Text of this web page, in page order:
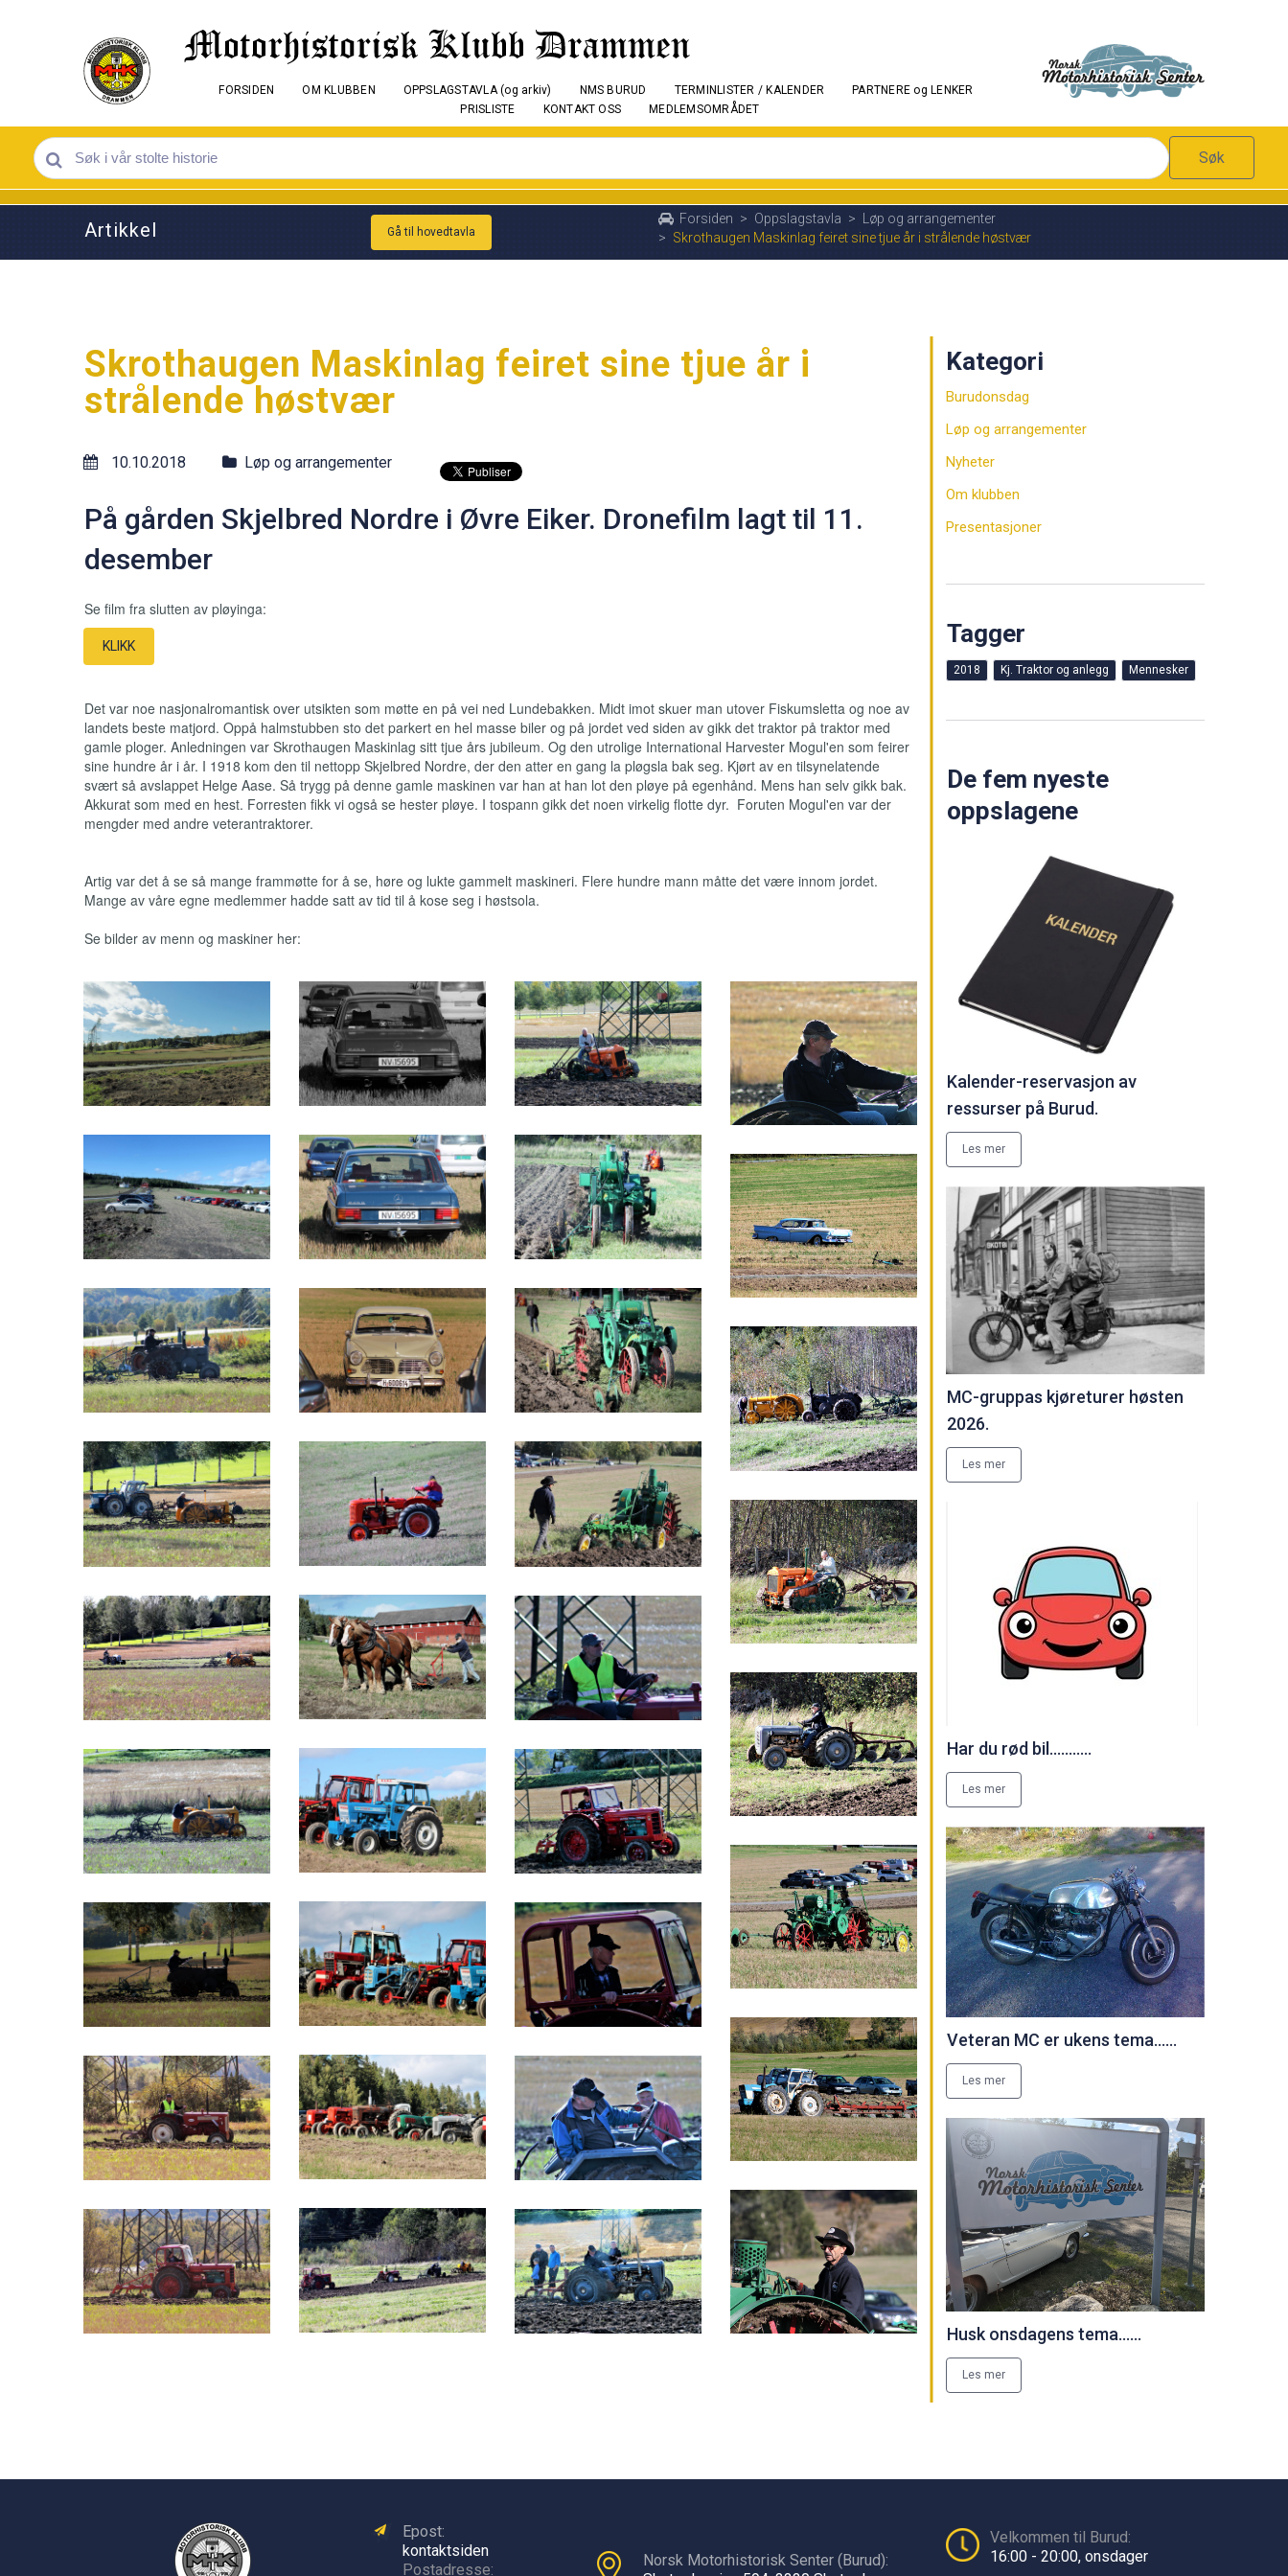
FORSIDEN OM KLUBBEN OPPSLAGSTAVLA (og arkiv) NMS BURUD TERMINLISTER / KALENDER
PARTNERE og LENKER
PRISLISTE
KONTAKT OSS MEDLEMSOMRÅDET
Søk
Artikkel Gå til hovedtavla
Forsiden > Oppslagstavla >
Løp og arrangementer
> Skrothaugen Maskinlag feiret sine tjue år i strålende høstvær
Skrothaugen Maskinlag feiret sine tjue år i
strålende høstvær
10.10.2018 Løp og arrangementer
På gården Skjelbred Nordre i Øvre Eiker. Dronefilm lagt til 11.
desember
Se film fra slutten av pløyinga:
KLIKK
Det var noe nasjonalromantisk over utsikten som møtte en på vei ned Lundebakken. Midt imot skuer man utover Fiskumsletta og noe av
landets beste matjord. Oppå halmstubben sto det parkert en hel masse biler og på jordet ved siden av gikk det traktor på traktor med
gamle ploger. Anledningen var Skrothaugen Maskinlag sitt tjue års jubileum. Og den utrolige International Harvester Mogul'en som feirer
sine hundre år i år. I 1918 kom den til nettopp Skjelbred Nordre, der den atter en gang la pløgsla bak seg. Kjørt av en tilsynelatende
svært så avslappet Helge Aase. Så trygg på denne gamle maskinen var han at han lot den pløye på egenhånd. Mens han selv gikk bak.
Akkurat som med en hest. Forresten fikk vi også se hester pløye. I tospann gikk det noen virkelig flotte dyr. Foruten Mogul'en var der
mengder med andre veterantraktorer.
Artig var det å se så mange frammøtte for å se, høre og lukte gammelt maskineri. Flere hundre mann måtte det være innom jordet.
Mange av våre egne medlemmer hadde satt av tid til å kose seg i høstsola.
Se bilder av menn og maskiner her:
Kategori
Burudonsdag
Løp og arrangementer
Nyheter
Om klubben
Presentasjoner
Tagger
2018 Kj. Traktor og anlegg Mennesker
De fem nyeste
oppslagene
Kalender-reservasjon av
ressurser på Burud.
Les mer
MC-gruppas kjøreturer høsten
2026.
Les mer
Har du rød bil...........
Les mer
Veteran MC er ukens tema......
Les mer
Husk onsdagens tema......
Les mer
Epost:
kontaktsiden
Postadresse:
Norsk Motorhistorisk Senter (Burud):
Velkommen til Burud:
16:00 - 20:00, onsdager